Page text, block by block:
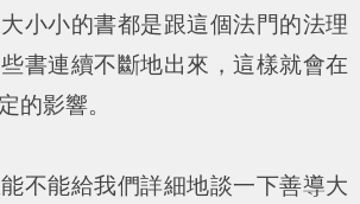
小小的書都是跟這個法門的法理
書連續不斷地出來，這樣就會在
的影響。
不能給我們詳細地談一下善導大